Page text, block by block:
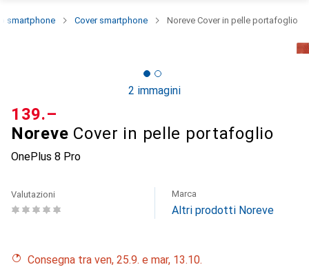
smartphone Cover smartphone Noreve Cover in pelle portafoglio
2 immagini
Noreve Cover in pelle portafoglio
OnePlus 8 Pro
CHF
139.–
Valutazioni Marca
Altri prodotti Noreve
Consegna tra ven, 25.9. e mar, 13.10.